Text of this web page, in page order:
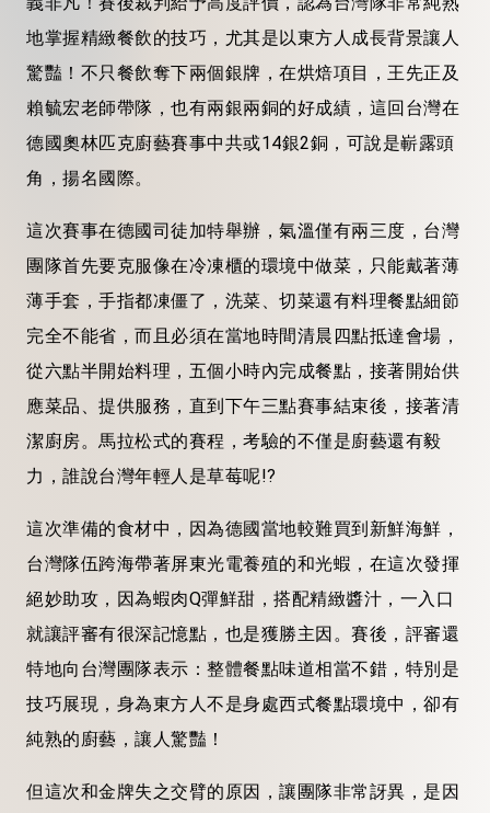
地掌握精緻餐飲的技巧，尤其是以東方人成長背景讓人
驚豔！不只餐飲奪下兩個銀牌，在烘焙項目，王先正及
賴毓宏老師帶隊，也有兩銀兩銅的好成績，這回台灣在
德國奧林匹克廚藝賽事中共或14銀2銅，可說是嶄露頭
角，揚名國際。
這次賽事在德國司徒加特舉辦，氣溫僅有兩三度，台灣
團隊首先要克服像在冷凍櫃的環境中做菜，只能戴著薄
薄手套，手指都凍僵了，洗菜、切菜還有料理餐點細節
完全不能省，而且必須在當地時間清晨四點抵達會場，
從六點半開始料理，五個小時內完成餐點，接著開始供
應菜品、提供服務，直到下午三點賽事結束後，接著清
潔廚房。馬拉松式的賽程，考驗的不僅是廚藝還有毅
力，誰說台灣年輕人是草莓呢!?
這次準備的食材中，因為德國當地較難買到新鮮海鮮，
台灣隊伍跨海帶著屏東光電養殖的和光蝦，在這次發揮
絕妙助攻，因為蝦肉Q彈鮮甜，搭配精緻醬汁，一入口
就讓評審有很深記憶點，也是獲勝主因。賽後，評審還
特地向台灣團隊表示：整體餐點味道相當不錯，特別是
技巧展現，身為東方人不是身處西式餐點環境中，卻有
純熟的廚藝，讓人驚豔！
但這次和金牌失之交臂的原因，讓團隊非常訝異，是因